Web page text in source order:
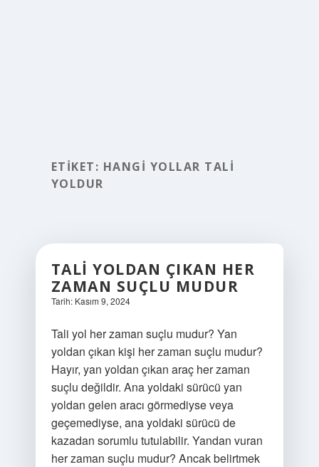
ETIKET: HANGI YOLLAR TALI
YOLDUR
TALI YOLDAN ÇIKAN HER
ZAMAN SUÇLU MUDUR
Tarih: Kasım 9, 2024
Tali yol her zaman suçlu mudur? Yan
yoldan çıkan kişi her zaman suçlu mudur?
Hayır, yan yoldan çıkan araç her zaman
suçlu değildir. Ana yoldaki sürücü yan
yoldan gelen aracı görmediyse veya
geçemediyse, ana yoldaki sürücü de
kazadan sorumlu tutulabilir. Yandan vuran
her zaman suçlu mudur? Ancak belirtmek